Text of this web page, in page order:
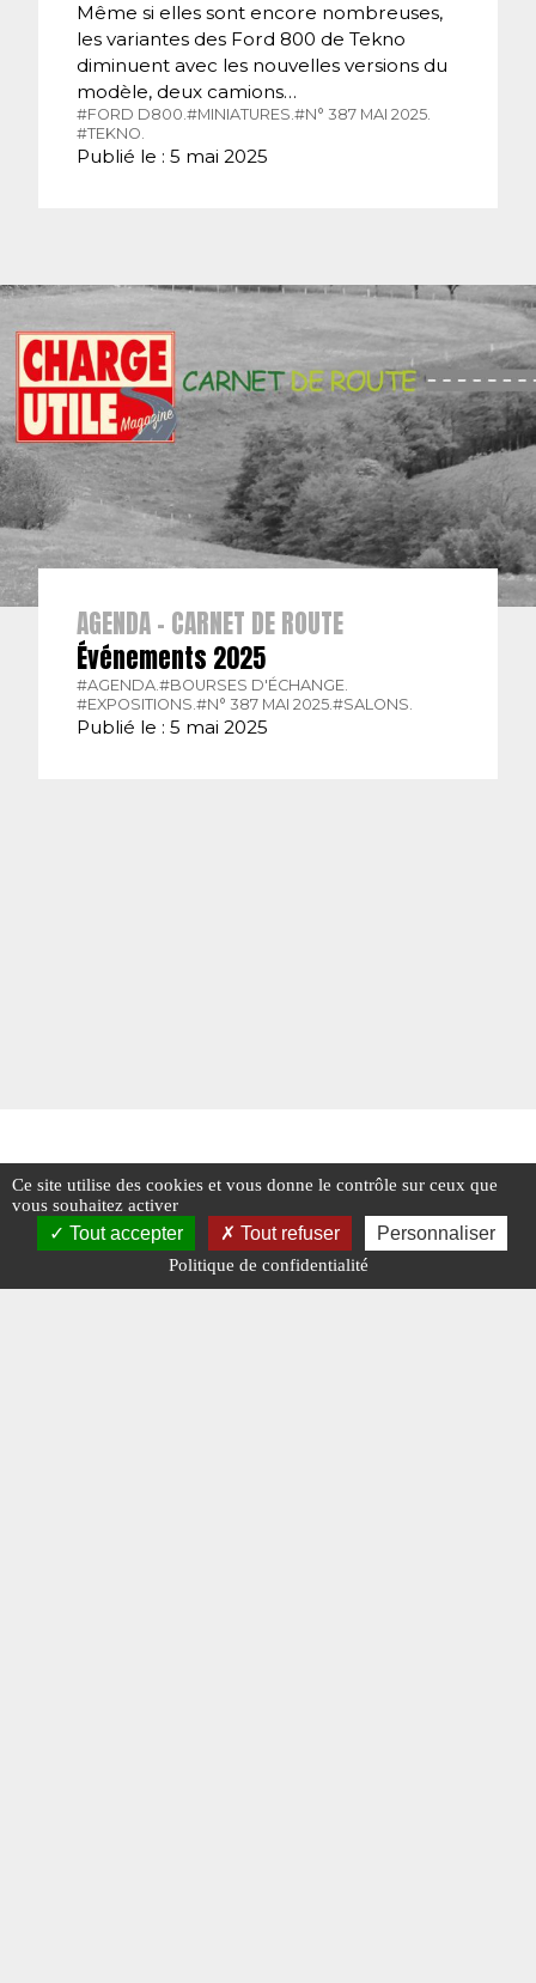
Même si elles sont encore nombreuses,
les variantes des Ford 800 de Tekno
diminuent avec les nouvelles versions du
modèle, deux camions…
#FORD D800.#MINIATURES.#N° 387 MAI 2025.
#TEKNO.
Publié le : 5 mai 2025
AGENDA - CARNET DE ROUTE
Événements 2025
#AGENDA. #BOURSES D'ÉCHANGE.
#EXPOSITIONS. #N° 387 MAI 2025. #SALONS.
Publié le : 5 mai 2025
Ce site utilise des cookies et vous donne le contrôle sur ceux que
vous souhaitez activer
Tout accepter Tout refuser Personnaliser
Politique de confidentialité